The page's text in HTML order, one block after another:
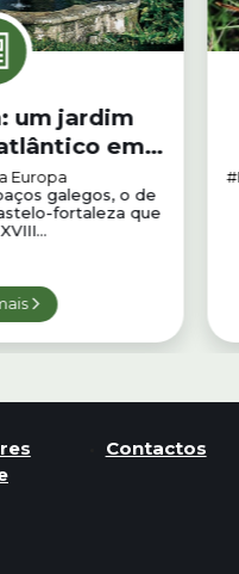
um jardim
em
Europa
galegos, o de
fortaleza que
Contactos